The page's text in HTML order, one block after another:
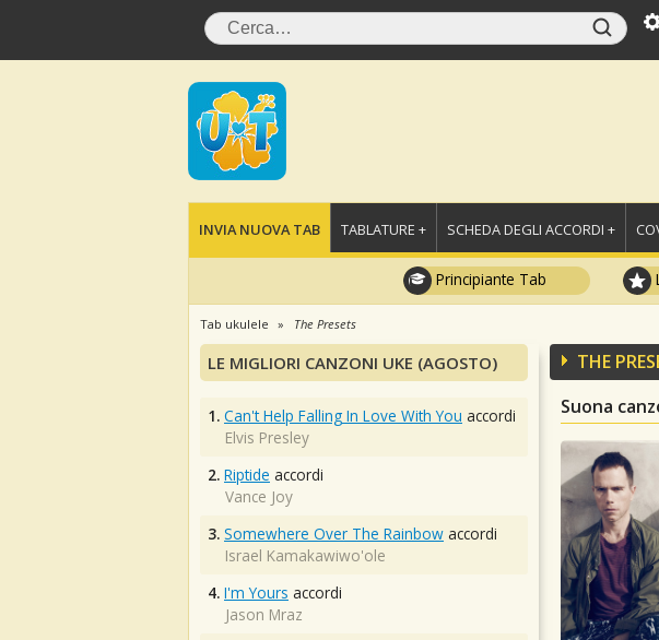
INVIA NUOVA TAB TABLATURE + SCHEDA DEGLI ACCORDI +
Principiante Tab
Tab ukulele The Presets
THE
Suona
LE MIGLIORI CANZONI UKE (AGOSTO)
1. Can't Help Falling In Love With You accordi
Elvis Presley
2. Riptide accordi
Vance Joy
3. Somewhere Over The Rainbow accordi
Israel Kamakawiwo'ole
4. I'm Yours accordi
Jason Mraz